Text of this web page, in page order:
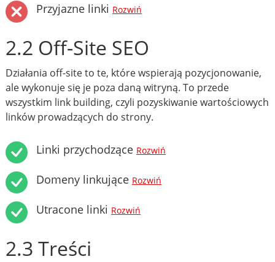
Przyjazne linki Rozwiń
2.2 Off-Site SEO
Działania off-site to te, które wspierają pozycjonowanie,
ale wykonuje się je poza daną witryną. To przede
wszystkim link building, czyli pozyskiwanie wartościowych
linków prowadzących do strony.
Linki przychodzące Rozwiń
Domeny linkujące Rozwiń
Utracone linki Rozwiń
2.3 Treści